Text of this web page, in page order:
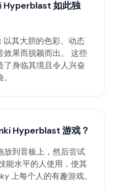
Hyperblast 如此独
其大胆的色彩、动态
效果而脱颖而出。 这些
了身临其境且令人兴奋
Hyperblast 游戏？
放到音板上，然后尝试
能水平的人使用，使其
上每个人的有趣游戏。